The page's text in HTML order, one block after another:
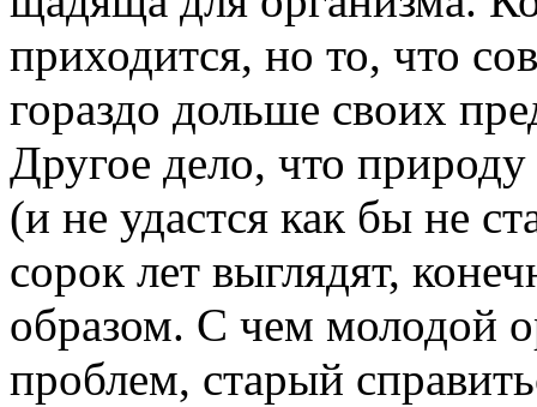
приходится, но то, что
гораздо дольше своих
Другое дело, что природу
(и не удастся как бы не
сорок лет выглядят,
образом. С чем молодой
проблем, старый